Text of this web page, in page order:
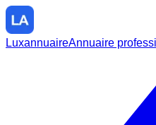
LuxannuaireAnnuaire